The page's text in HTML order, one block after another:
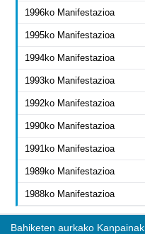
1996ko Manifestazioa
1995ko Manifestazioa
1994ko Manifestazioa
1993ko Manifestazioa
1992ko Manifestazioa
1990ko Manifestazioa
1991ko Manifestazioa
1989ko Manifestazioa
1988ko Manifestazioa
Bahiketen aurkako Kanpainak